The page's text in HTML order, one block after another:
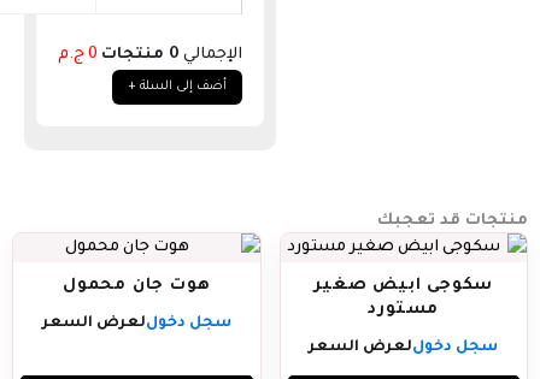
الإجمالي 0 منتجات 0 ج.م
أضف إلى السلة +
منتجات قد تعجبك
سكوجى ابيض صغير
مستورد
سجل دخوللعرض السعر
هوت جان محمول
سجل دخوللعرض السعر